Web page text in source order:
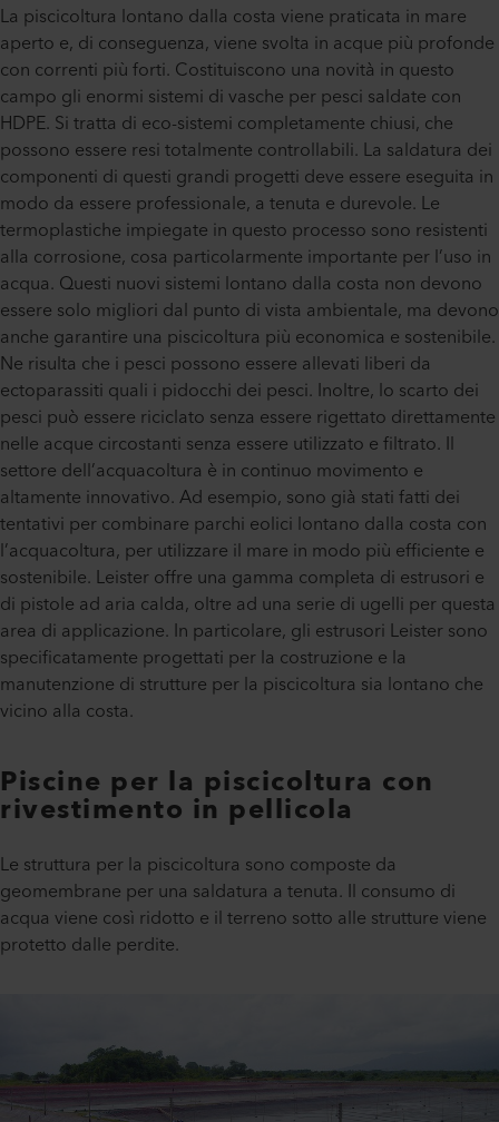
La piscicoltura lontano dalla costa viene praticata in mare
aperto e, di conseguenza, viene svolta in acque più profonde
con correnti più forti. Costituiscono una novità in questo
campo gli enormi sistemi di vasche per pesci saldate con
HDPE. Si tratta di eco-sistemi completamente chiusi, che
possono essere resi totalmente controllabili. La saldatura dei
componenti di questi grandi progetti deve essere eseguita in
modo da essere professionale, a tenuta e durevole. Le
termoplastiche impiegate in questo processo sono resistenti
alla corrosione, cosa particolarmente importante per l’uso in
acqua. Questi nuovi sistemi lontano dalla costa non devono
essere solo migliori dal punto di vista ambientale, ma devono
anche garantire una piscicoltura più economica e sostenibile.
Ne risulta che i pesci possono essere allevati liberi da
ectoparassiti quali i pidocchi dei pesci. Inoltre, lo scarto dei
pesci può essere riciclato senza essere rigettato direttamente
nelle acque circostanti senza essere utilizzato e filtrato. Il
settore dell’acquacoltura è in continuo movimento e
altamente innovativo. Ad esempio, sono già stati fatti dei
tentativi per combinare parchi eolici lontano dalla costa con
l’acquacoltura, per utilizzare il mare in modo più efficiente e
sostenibile. Leister offre una gamma completa di estrusori e
di pistole ad aria calda, oltre ad una serie di ugelli per questa
area di applicazione. In particolare, gli estrusori Leister sono
specificatamente progettati per la costruzione e la
manutenzione di strutture per la piscicoltura sia lontano che
vicino alla costa.
Piscine per la piscicoltura con
rivestimento in pellicola
Le struttura per la piscicoltura sono composte da
geomembrane per una saldatura a tenuta. Il consumo di
acqua viene così ridotto e il terreno sotto alle strutture viene
protetto dalle perdite.